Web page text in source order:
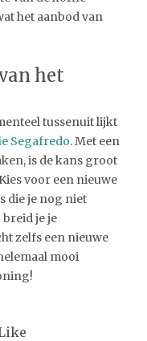
het aanbod van
het
tussenuit lijkt
Segafredo. Met een
is de kans groot
voor een nieuwe
die je nog niet
breid je je
zelfs een nieuwe
mooi